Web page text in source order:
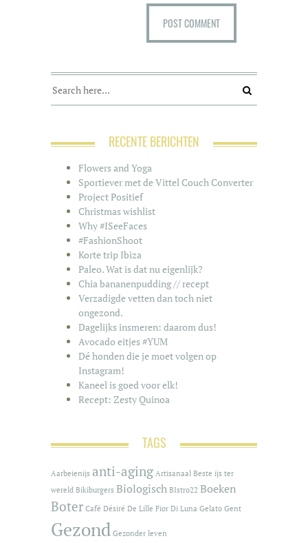
RECENTE BERICHTEN
Flowers and Yoga
Sportiever met de Vittel Couch Converter
Project Positief
Christmas wishlist
Why #ISeeFaces
#FashionShoot
Korte trip Ibiza
Paleo. Wat is dat nu eigenlijk?
Chia bananenpudding // recept
Verzadigde vetten dan toch niet
ongezond.
Dagelijks insmeren: daarom dus!
Avocado eitjes #YUM
Dé honden die je moet volgen op
Instagram!
Kaneel is goed voor elk!
Recept: Zesty Quinoa
TAGS
Aarbeienijs anti-aging Artisanaal Beste ijs ter
wereld Bikiburgers Biologisch BIstro22 Boeken
Boter Café Désiré De Lille Fior Di Luna Gelato Gent
Gezond Gezonder leven